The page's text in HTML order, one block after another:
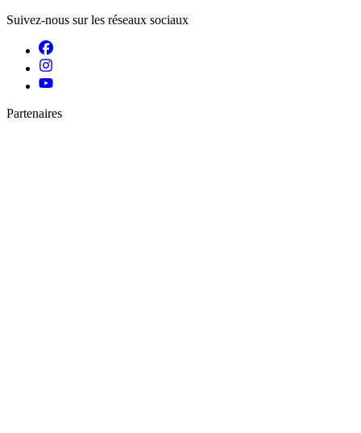
Suivez-nous sur les réseaux sociaux
Partenaires